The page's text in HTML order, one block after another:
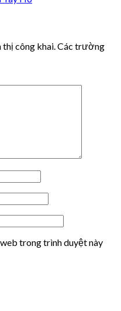
công khai. Các trường
trong trình duyệt này